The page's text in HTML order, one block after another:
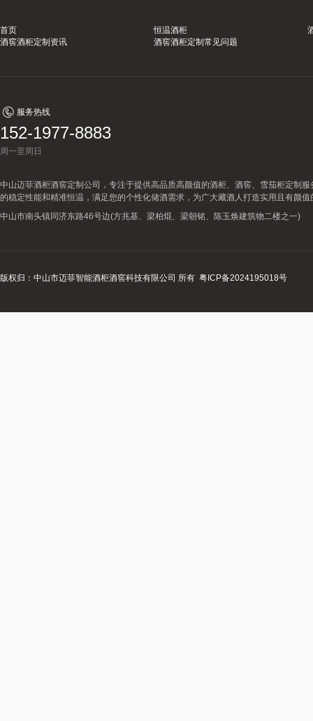
首页 恒温酒柜
酒窖酒柜定制资讯
酒窖酒柜定制常见问题
服务热线
152-1977-8883
周一至周日
中山迈菲酒柜酒窖定制公司，专注于提供高品质高颜值的酒柜、酒窖、雪茄柜定制
的稳定性能和精准恒温，满足您的个性化储酒需求，为广大藏酒人打造实用且有颜值
中山市南头镇同济东路46号边(方兆基、梁柏焜、梁朝铭、陈玉焕建筑物二楼之一)
版权归：中山市迈菲智能酒柜酒窖科技有限公司 所有 粤ICP备2024195018号